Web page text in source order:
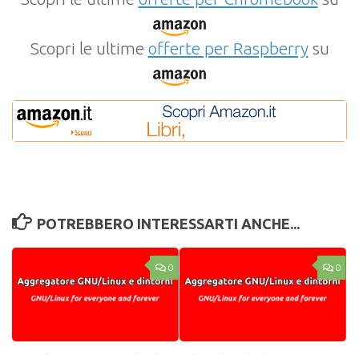
Scopri le ultime offerte per Raspberrysu
POTREBBERO INTERESSARTI ANCHE...
0 0